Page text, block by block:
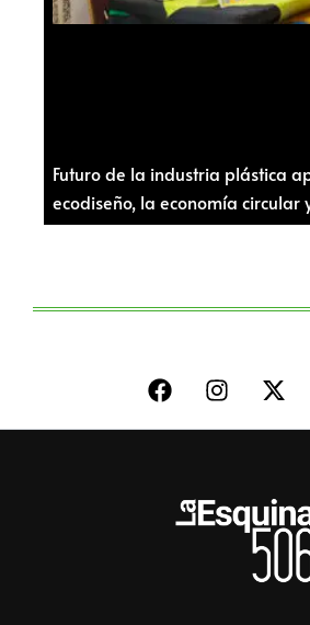
Futuro de la industria plástica
ecodiseño, la economía circular